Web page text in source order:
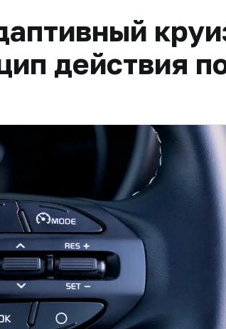
действия